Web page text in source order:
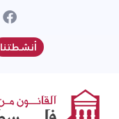
أنشطتنا